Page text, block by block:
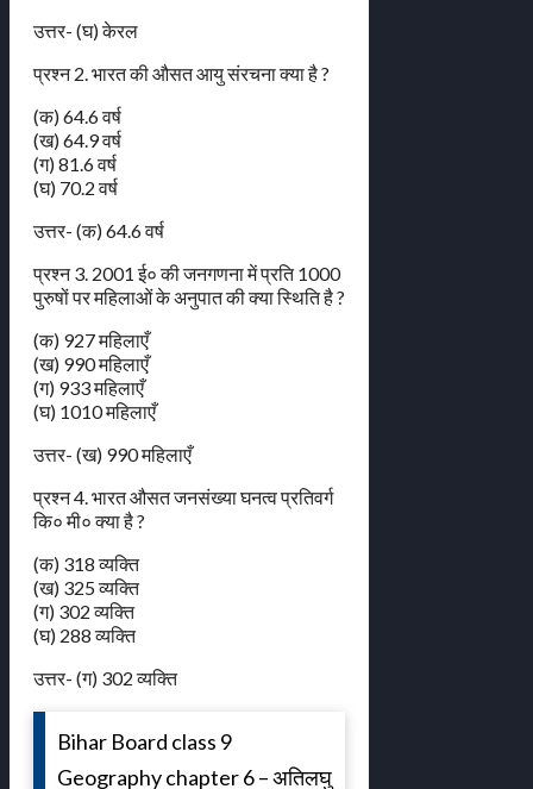
उत्तर- (घ) केरल
प्रश्न 2. भारत की औसत आयु संरचना क्या है ?
(क) 64.6 वर्ष
(ख) 64.9 वर्ष
(ग) 81.6 वर्ष
(घ) 70.2 वर्ष
उत्तर- (क) 64.6 वर्ष
प्रश्न 3. 2001 ई० की जनगणना में प्रति 1000
पुरुषों पर महिलाओं के अनुपात की क्या स्थिति है ?
(क) 927 महिलाएँ
(ख) 990 महिलाएँ
(ग) 933 महिलाएँ
(घ) 1010 महिलाएँ
उत्तर- (ख) 990 महिलाएँ
प्रश्न 4. भारत औसत जनसंख्या घनत्व प्रतिवर्ग
कि० मी० क्या है ?
(क) 318 व्यक्ति
(ख) 325 व्यक्ति
(ग) 302 व्यक्ति
(घ) 288 व्यक्ति
उत्तर- (ग) 302 व्यक्ति
Bihar Board class 9
Geography chapter 6 – अतिलघु